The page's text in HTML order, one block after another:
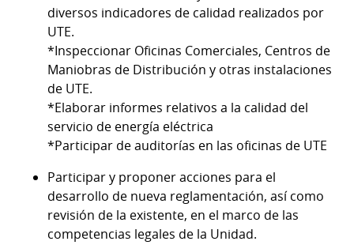
diversos indicadores de calidad realizados por
UTE.
*Inspeccionar Oficinas Comerciales, Centros de
Maniobras de Distribución y otras instalaciones
de UTE.
*Elaborar informes relativos a la calidad del
servicio de energía eléctrica
*Participar de auditorías en las oficinas de UTE
Participar y proponer acciones para el
desarrollo de nueva reglamentación, así como
revisión de la existente, en el marco de las
competencias legales de la Unidad.